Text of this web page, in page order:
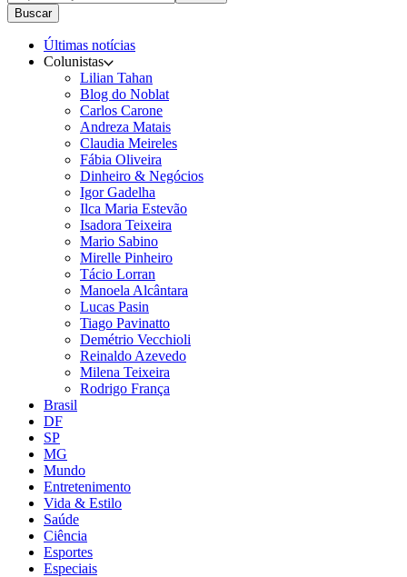
Buscar
Últimas notícias
Colunistas
Lilian Tahan
Blog do Noblat
Carlos Carone
Andreza Matais
Claudia Meireles
Fábia Oliveira
Dinheiro & Negócios
Igor Gadelha
Ilca Maria Estevão
Isadora Teixeira
Mario Sabino
Mirelle Pinheiro
Tácio Lorran
Manoela Alcântara
Lucas Pasin
Tiago Pavinatto
Demétrio Vecchioli
Reinaldo Azevedo
Milena Teixeira
Rodrigo França
Brasil
DF
SP
MG
Mundo
Entretenimento
Vida & Estilo
Saúde
Ciência
Esportes
Especiais